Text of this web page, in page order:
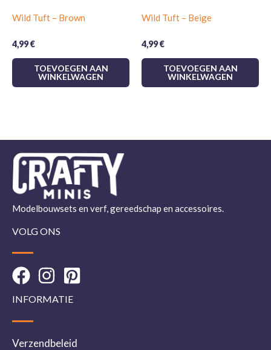
Wild Tuft – Brown
4,99€
TOEVOEGEN AAN
WINKELWAGEN
Wild Tuft – Beige
4,99€
TOEVOEGEN AAN
WINKELWAGEN
Modelbouwsets en verf, gereedschap en accessoires.
VOLG ONS
INFORMATIE
Verzendbeleid